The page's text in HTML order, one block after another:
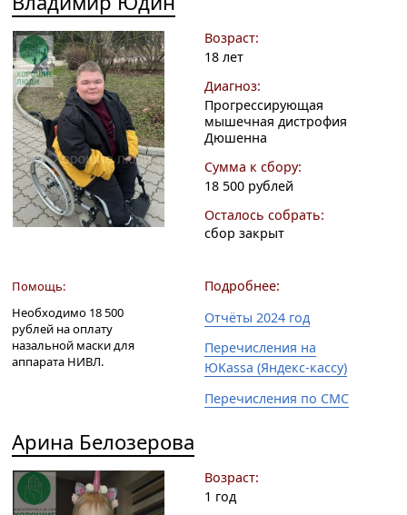
Возраст:
18 лет
Диагноз:
Прогрессирующая
мышечная дистрофия
Дюшенна
Сумма к сбору:
18 500 рублей
Осталось собрать:
сбор закрыт
Помощь:
Необходимо 18 500
рублей на оплату
назальной маски для
аппарата НИВЛ.
Подробнее:
Отчёты 2024 год
Перечисления на
ЮKassa (Яндекс-кассу)
Перечисления по СМС
Арина Белозерова
Возраст:
1 год